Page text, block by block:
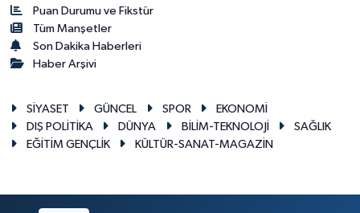
Puan Durumu ve Fikstür
Tüm Manşetler
Son Dakika Haberleri
Haber Arşivi
SİYASET GÜNCEL SPOR
EKONOMİ
DIŞ POLİTİKA
DÜNYA BİLİM-TEKNOLOJİ
SAĞLIK
EĞİTİM GENÇLİK
KÜLTÜR-SANAT-MAGAZİN